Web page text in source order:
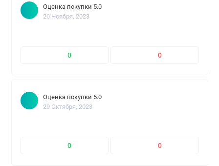
Оценка покупки 5.0
20 Ноября, 2023
0 0
Оценка покупки 5.0
29 Октября, 2023
0 0